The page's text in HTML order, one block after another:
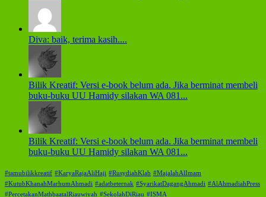
Diva: baik, terima kasih....
Bilik Kreatif: Versi e-book belum ada. Jika berminat membeli
buku-buku UU Hamidy silakan WA 081...
Bilik Kreatif: Versi e-book belum ada. Jika berminat membeli
buku-buku UU Hamidy silakan WA 081...
#tamubilikkreatif #KaryaRajaAliHaji #RusydiahKlab #MajalahAlImam
#KutubKhanahMarhumAhmadi #adatbeternak #SyarikatDagangAhmadi #AlAhmadiahPress
#PercetakanMathbaatalRiauwiyah #SekolahDiRiau #ISMA